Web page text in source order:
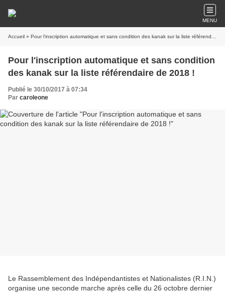
MENU
Accueil » Pour l'inscription automatique et sans condition des kanak sur la liste référendaire de 2018 !
Pour l'inscription automatique et sans condition
des kanak sur la liste référendaire de 2018 !
Publié le 30/10/2017 à 07:34
Par caroleone
Le Rassemblement des Indépendantistes et Nationalistes (R.I.N.)
organise une seconde marche après celle du 26 octobre dernier